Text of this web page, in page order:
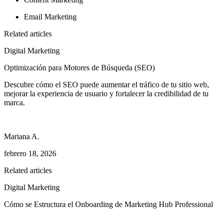
Email Marketing
Related articles
Digital Marketing
Optimización para Motores de Búsqueda (SEO)
Descubre cómo el SEO puede aumentar el tráfico de tu sitio web,
mejorar la experiencia de usuario y fortalecer la credibilidad de tu
marca.
Mariana A.
febrero 18, 2026
Related articles
Digital Marketing
Cómo se Estructura el Onboarding de Marketing Hub Professional